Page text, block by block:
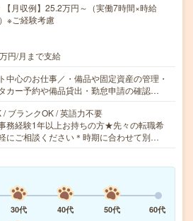
月収例】25.2万円～（実働7時間×時給
※ご経験考慮
円/月まで支給
中心のお仕事／・備品や固定資産の管理・
カー予約や備品貸出・勤怠申請の確認…
/ ブランクOK / 英語力不要
務経験1年以上お持ちの方★先々の転職希
にご相談ください＊時期に合わせて別…
30代 40代 50代
60代